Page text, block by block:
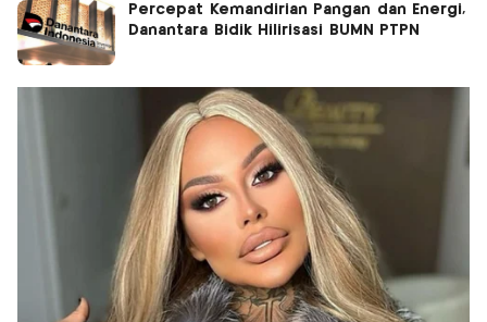
Percepat Kemandirian Pangan dan Energi,
Danantara Bidik Hilirisasi BUMN PTPN